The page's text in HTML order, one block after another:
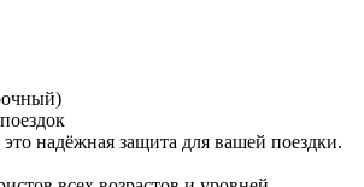
надёжная защита для вашей поездки.